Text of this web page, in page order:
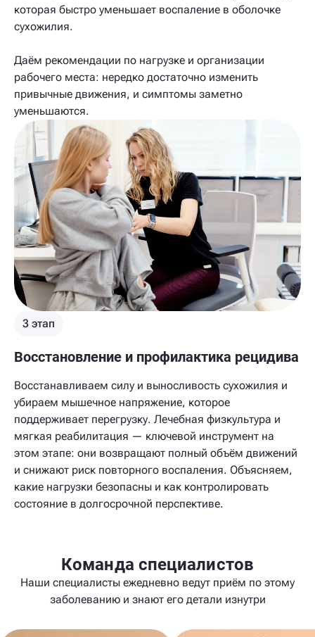
которая быстро уменьшает воспаление в оболочке
сухожилия.
Даём рекомендации по нагрузке и организации
рабочего места: нередко достаточно изменить
привычные движения, и симптомы заметно
уменьшаются.
3 этап
Восстановление и профилактика рецидива
Восстанавливаем силу и выносливость сухожилия и
убираем мышечное напряжение, которое
поддерживает перегрузку. Лечебная физкультура и
мягкая реабилитация — ключевой инструмент на
этом этапе: они возвращают полный объём движений
и снижают риск повторного воспаления. Объясняем,
какие нагрузки безопасны и как контролировать
состояние в долгосрочной перспективе.
Команда специалистов
Наши специалисты ежедневно ведут приём по этому
заболеванию и знают его детали изнутри